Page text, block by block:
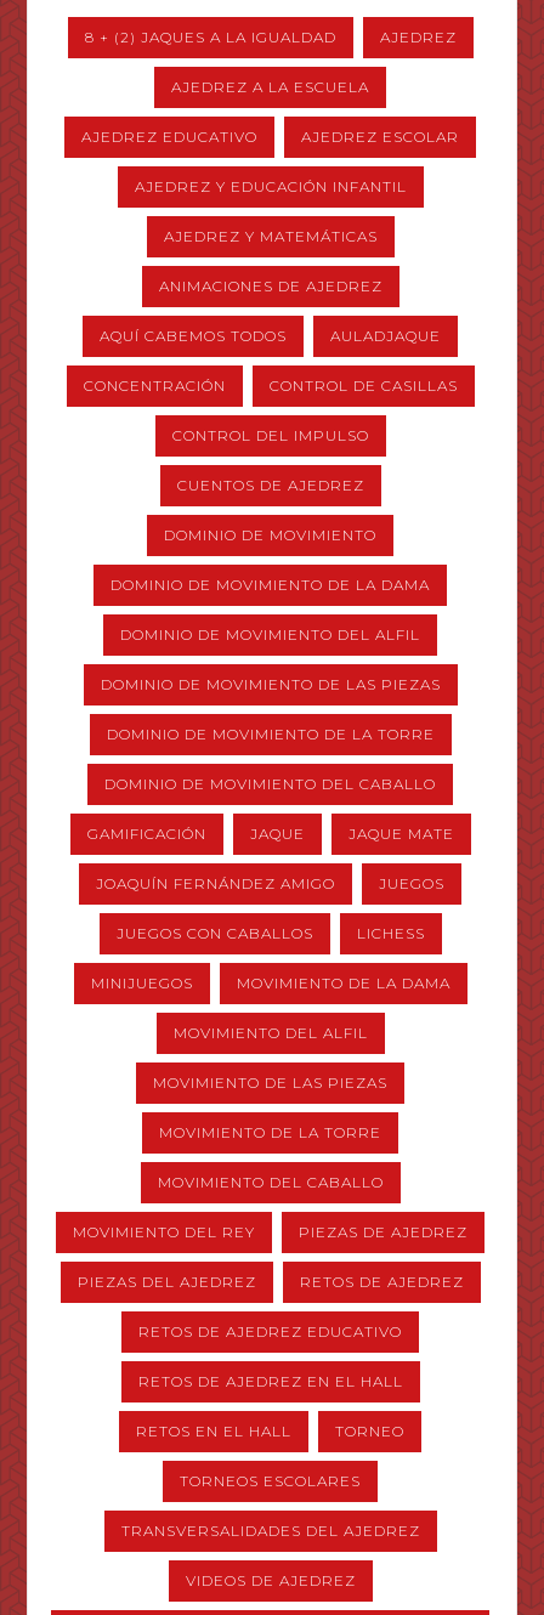
8 + (2) JAQUES A LA IGUALDAD AJEDREZ
AJEDREZ A LA ESCUELA
AJEDREZ EDUCATIVO AJEDREZ ESCOLAR
AJEDREZ Y EDUCACIÓN INFANTIL
AJEDREZ Y MATEMÁTICAS
ANIMACIONES DE AJEDREZ
AQUÍ CABEMOS TODOS AULADJAQUE
CONCENTRACIÓN CONTROL DE CASILLAS
CONTROL DEL IMPULSO
CUENTOS DE AJEDREZ
DOMINIO DE MOVIMIENTO
DOMINIO DE MOVIMIENTO DE LA DAMA
DOMINIO DE MOVIMIENTO DEL ALFIL
DOMINIO DE MOVIMIENTO DE LAS PIEZAS
DOMINIO DE MOVIMIENTO DE LA TORRE
DOMINIO DE MOVIMIENTO DEL CABALLO
GAMIFICACIÓN JAQUE JAQUE MATE
JOAQUÍN FERNÁNDEZ AMIGO JUEGOS
JUEGOS CON CABALLOS LICHESS
MINIJUEGOS MOVIMIENTO DE LA DAMA
MOVIMIENTO DEL ALFIL
MOVIMIENTO DE LAS PIEZAS
MOVIMIENTO DE LA TORRE
MOVIMIENTO DEL CABALLO
MOVIMIENTO DEL REY PIEZAS DE AJEDREZ
PIEZAS DEL AJEDREZ RETOS DE AJEDREZ
RETOS DE AJEDREZ EDUCATIVO
RETOS DE AJEDREZ EN EL HALL
RETOS EN EL HALL TORNEO
TORNEOS ESCOLARES
TRANSVERSALIDADES DEL AJEDREZ
VIDEOS DE AJEDREZ